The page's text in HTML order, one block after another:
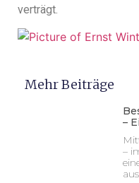
verträgt.
Mehr Beiträge
–
–